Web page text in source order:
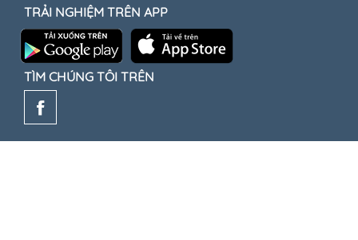
TRẢI NGHIỆM TRÊN APP
TÌM CHÚNG TÔI TRÊN